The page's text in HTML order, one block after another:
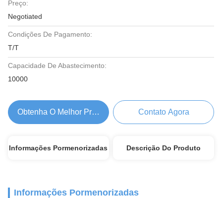
Preço:
Negotiated
Condições De Pagamento:
T/T
Capacidade De Abastecimento:
10000
Obtenha O Melhor Preço Contato Agora
Informações Pormenorizadas Descrição Do Produto
Informações Pormenorizadas